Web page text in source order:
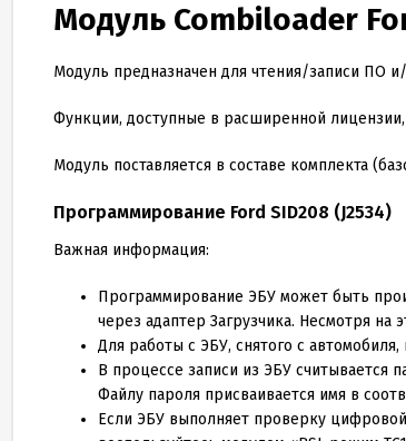
Модуль Combiloader
Модуль предназначен для чтения/записи ПО
Функции, доступные в расширенной
Модуль поставляется в составе комплекта
Программирование Ford SID208 (J2534)
Важная информация:
Программирование ЭБУ может быть
через адаптер Загрузчика. Несмотря
Для работы с ЭБУ, снятого с
В процессе записи из ЭБУ считывается
Файлу пароля присваивается имя в
Если ЭБУ выполняет проверку